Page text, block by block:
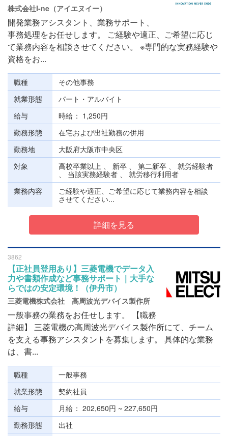
株式会社I-ne（アイエヌイー）
開発業務アシスタント、業務サポート、
事務処理をお任せします。 ご経験や適正、ご希望に応じ
て業務内容を相談させてください。 ※専門的な実務経験や
資格をお...
職種
その他事務
就業形態
パート・アルバイト
給与
時給
1,250円
勤務形態
在宅および出社勤務の併用
勤務地
大阪府大阪市中央区
対象
高校卒業以上 、 新卒 、 第二新卒 、 就労経験者
、 当該実務経験者 、 就労移行利用者
業務内容
ご経験や適正、ご希望に応じて業務内容を相談
させてください...
詳細を見る
3862
【正社員登用あり】三菱電機でデータ入
力や書類作成など事務サポート｜大手な
らではの安定環境！（伊丹市）
三菱電機株式会社 高周波光デバイス製作所
一般事務の業務をお任せします。 【職務
詳細】 三菱電機の高周波光デバイス製作所にて、チーム
を支える事務アシスタントを募集します。 具体的な業務
は、書...
職種
一般事務
就業形態
契約社員
給与
月給
202,650円 ~ 227,650円
勤務形態
出社